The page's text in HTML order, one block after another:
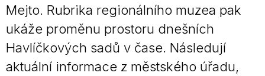
Mejto. Rubrika regionálního muzea pak
ukáže proměnu prostoru dnešních
Havlíčkových sadů v čase. Následují
aktuální informace z městského úřadu,